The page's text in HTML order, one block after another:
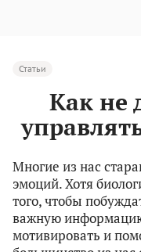
Статьи
Как не
Многие из нас
эмоций. Хотя
того, чтобы
важную
мотивировать и